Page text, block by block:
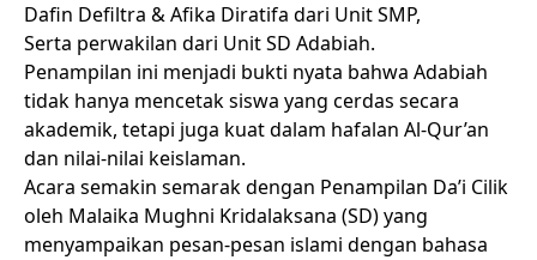
Dafin Defiltra & Afika Diratifa dari Unit SMP,
Serta perwakilan dari Unit SD Adabiah.
Penampilan ini menjadi bukti nyata bahwa Adabiah
tidak hanya mencetak siswa yang cerdas secara
akademik, tetapi juga kuat dalam hafalan Al-Qur’an
dan nilai-nilai keislaman.
Acara semakin semarak dengan Penampilan Da’i Cilik
oleh Malaika Mughni Kridalaksana (SD) yang
menyampaikan pesan-pesan islami dengan bahasa